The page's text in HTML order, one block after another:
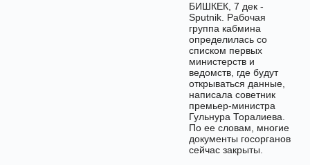
БИШКЕК, 7 дек -
Sputnik. Рабочая
группа кабмина
определилась со
списком первых
министерств и
ведомств, где будут
открываться данные,
написала советник
премьер-министра
Гульнура Торалиева.
По ее словам, многие
документы госорганов
сейчас закрыты.